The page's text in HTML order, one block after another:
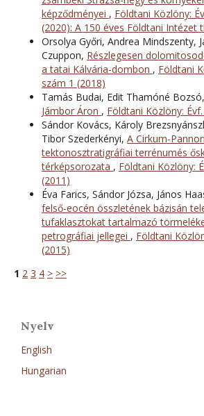
képződményei , Földtani Közlöny:
(2020): A 150 éves Földtani Intézet
Orsolya Győri, Andrea Mindszenty,
Czuppon, Részlegesen
a tatai Kálvária-dombon , Földtani
szám 1 (2018)
Tamás Budai, Edit Thamóné Bozsó,
Jámbor Áron , Földtani Közlöny:
Sándor Kovács, Károly
Tibor Szederkényi, A Cirkum-
tektonosztratigráfiai terrénumés
térképsorozata , Földtani Közlöny:
(2011)
Éva Farics, Sándor Józsa, János
felső-eocén összletének bázisán
tufaklasztokat tartalmazó
petrográfiai jellegei , Földtani
(2015)
1 2 3 4 > >>
Nyelv
English
Hungarian